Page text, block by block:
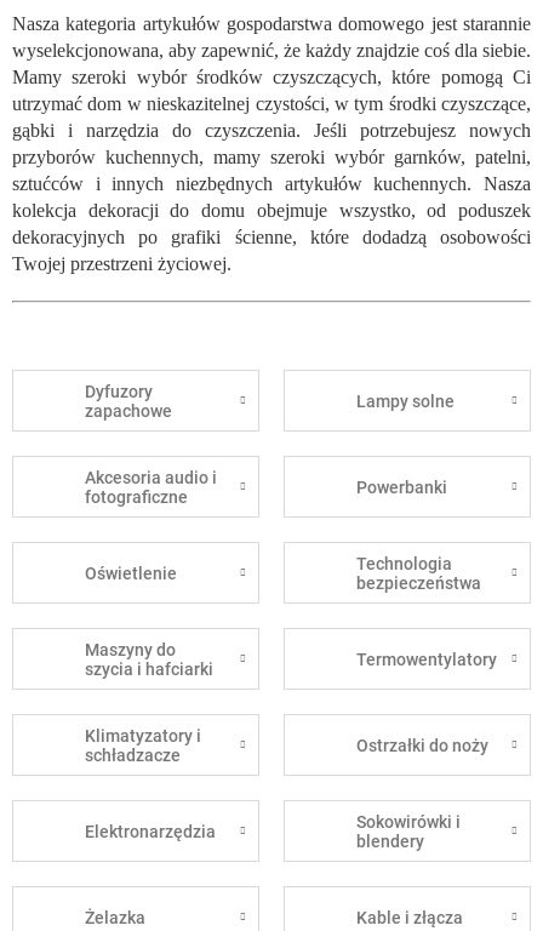
Nasza kategoria artykułów gospodarstwa domowego jest starannie
wyselekcjonowana, aby zapewnić, że każdy znajdzie coś dla siebie.
Mamy szeroki wybór środków czyszczących, które pomogą Ci
utrzymać dom w nieskazitelnej czystości, w tym środki czyszczące,
gąbki i narzędzia do czyszczenia. Jeśli potrzebujesz nowych
przyborów kuchennych, mamy szeroki wybór garnków, patelni,
sztućców i innych niezbędnych artykułów kuchennych. Nasza
kolekcja dekoracji do domu obejmuje wszystko, od poduszek
dekoracyjnych po grafiki ścienne, które dodadzą osobowości
Twojej przestrzeni życiowej.
Dyfuzory
zapachowe
Lampy solne
Akcesoria audio i
fotograficzne
Powerbanki
Oświetlenie
Technologia
bezpieczeństwa
Maszyny do
szycia i hafciarki
Termowentylatory
Klimatyzatory i
schładzacze
Ostrzałki do noży
Elektronarzędzia
Sokowirówki i
blendery
Żelazka Kable i złącza